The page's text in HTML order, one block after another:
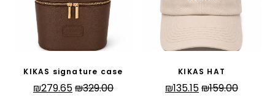
KIKAS HAT
₪159.00
המחיר₪135.15 המחיר
KIKAS signature case
₪329.00
המחיר ₪279.65